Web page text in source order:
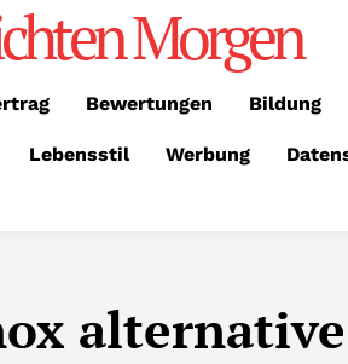
Morgen
Bewertungen Bildung
Lebensstil Werbung
alternative